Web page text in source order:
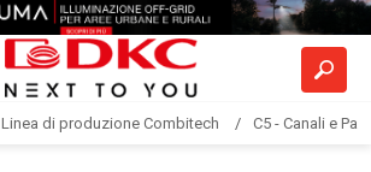
Linea di produzione Combitech C5 - Canali e